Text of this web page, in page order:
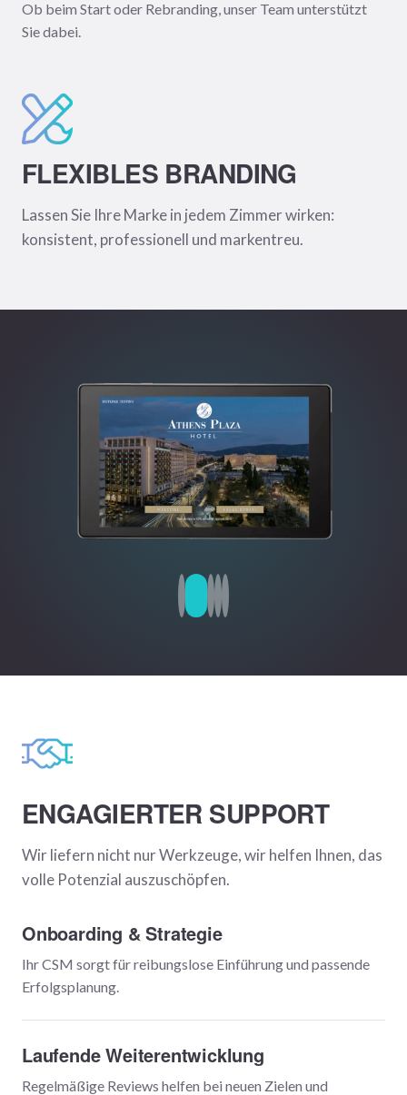
Ob beim Start oder Rebranding, unser Team unterstützt
Sie dabei.
FLEXIBLES BRANDING
Lassen Sie Ihre Marke in jedem Zimmer wirken:
konsistent, professionell und markentreu.
ENGAGIERTER SUPPORT
Wir liefern nicht nur Werkzeuge, wir helfen Ihnen, das
volle Potenzial auszuschöpfen.
Onboarding & Strategie
Ihr CSM sorgt für reibungslose Einführung und passende
Erfolgsplanung.
Laufende Weiterentwicklung
Regelmäßige Reviews helfen bei neuen Zielen und